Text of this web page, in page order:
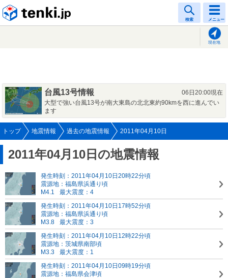
検索 メニュー
現在地
台風13号情報
06日20:00現在
大型で強い台風13号が南大東島の北北東約90kmを西に進んでい
ます
トップ 地震情報 過去の地震情報 2011年04月10日
2011年04月10日の地震情報
発生時刻：2011年04月10日20時22分頃
震源地：福島県浜通り頃
M4.1
最大震度：4
発生時刻：2011年04月10日17時52分頃
震源地：福島県浜通り頃
M3.8
最大震度：3
発生時刻：2011年04月10日12時22分頃
震源地：茨城県南部頃
M3.3
最大震度：1
発生時刻：2011年04月10日09時19分頃
震源地：福島県会津頃